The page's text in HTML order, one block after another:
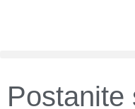
Postanite